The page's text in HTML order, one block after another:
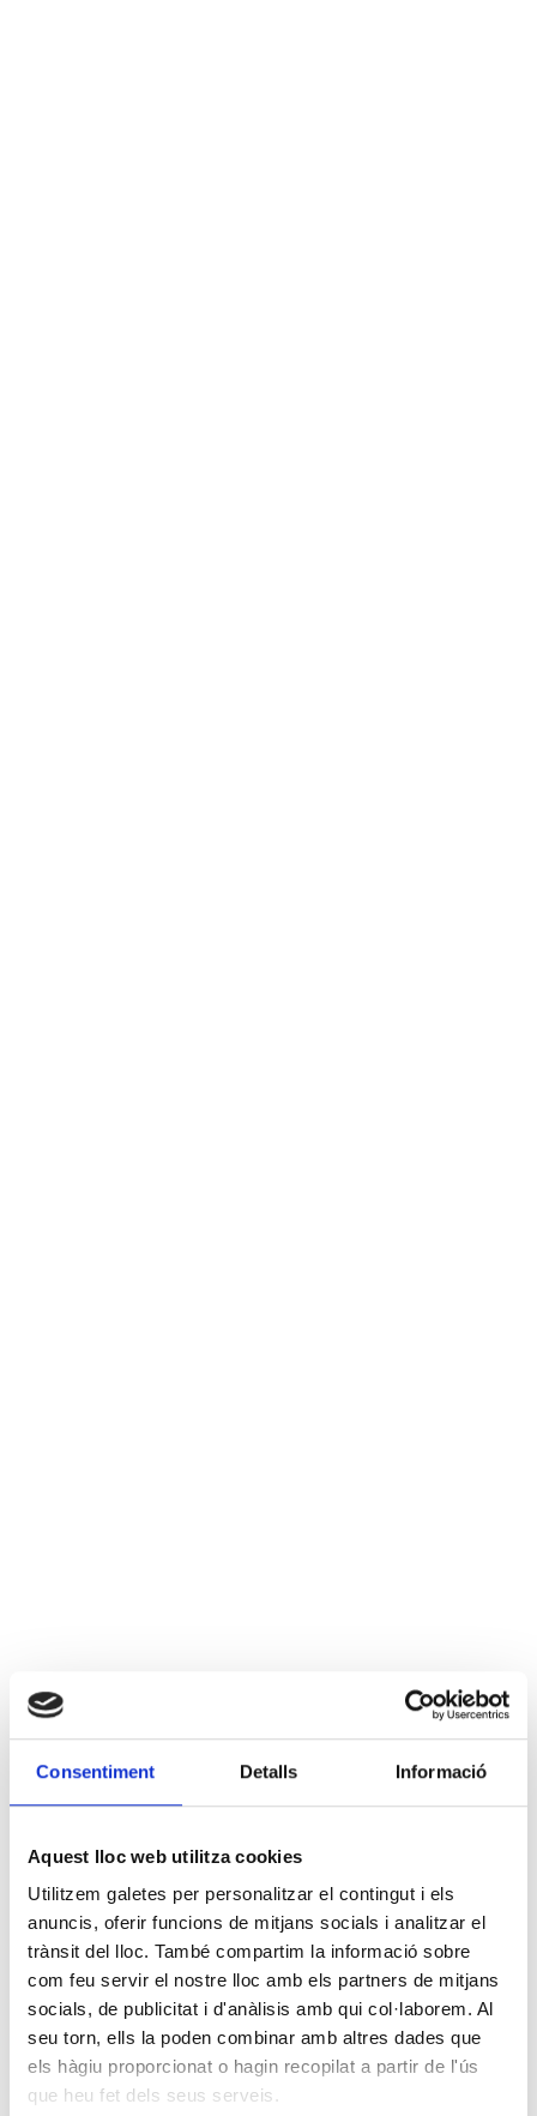
Consentiment Detalls Informació
Aquest lloc web utilitza cookies
Utilitzem galetes per personalitzar el contingut i els
anuncis, oferir funcions de mitjans socials i analitzar el
trànsit del lloc. També compartim la informació sobre
com feu servir el nostre lloc amb els partners de mitjans
socials, de publicitat i d'anàlisis amb qui col·laborem. Al
seu torn, ells la poden combinar amb altres dades que
els hàgiu proporcionat o hagin recopilat a partir de l'ús
que heu fet dels seus serveis.